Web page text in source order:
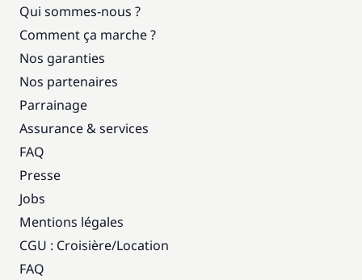
Qui sommes-nous ?
Comment ça marche ?
Nos garanties
Nos partenaires
Parrainage
Assurance & services
FAQ
Presse
Jobs
Mentions légales
CGU : Croisière/Location
FAQ